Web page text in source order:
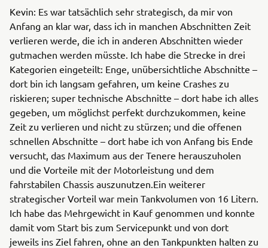
Kevin: Es war tatsächlich sehr strategisch, da mir von
Anfang an klar war, dass ich in manchen Abschnitten Zeit
verlieren werde, die ich in anderen Abschnitten wieder
gutmachen werden müsste. Ich habe die Strecke in drei
Kategorien eingeteilt: Enge, unübersichtliche Abschnitte –
dort bin ich langsam gefahren, um keine Crashes zu
riskieren; super technische Abschnitte – dort habe ich alles
gegeben, um möglichst perfekt durchzukommen, keine
Zeit zu verlieren und nicht zu stürzen; und die offenen
schnellen Abschnitte – dort habe ich von Anfang bis Ende
versucht, das Maximum aus der Tenere herauszuholen
und die Vorteile mit der Motorleistung und dem
fahrstabilen Chassis auszunutzen.Ein weiterer
strategischer Vorteil war mein Tankvolumen von 16 Litern.
Ich habe das Mehrgewicht in Kauf genommen und konnte
damit vom Start bis zum Servicepunkt und von dort
jeweils ins Ziel fahren, ohne an den Tankpunkten halten zu